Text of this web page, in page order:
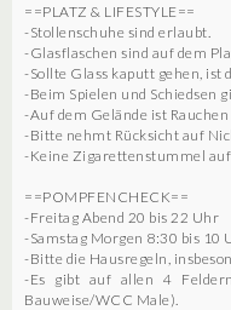
==PLATZ & LIFESTYLE==
-Stollenschuhe sind erlaubt.
-Glasflaschen sind auf dem
-Sollte Glass kaputt gehen, ist
-Beim Spielen und Schiedsen
-Auf dem Gelände ist Rauchen
-Bitte nehmt Rücksicht auf
-Keine Zigarettenstummel
==POMPFENCHECK==
-Freitag Abend 20 bis 22 Uhr
-Samstag Morgen 8:30 bis 10
-Bitte die Hausregeln,
-Es gibt auf allen 4
Bauweise/WCC Male).